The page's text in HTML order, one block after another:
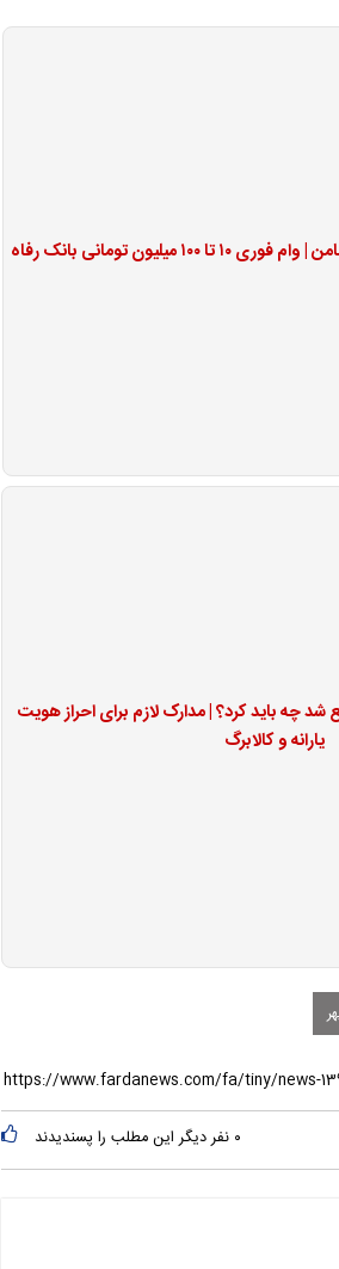
میلیون تومانی بانک رفاه
شد چه باید کرد؟ | مدارک لازم برای احراز هویت
یارانه و کالابرگ
۰ نفر دیگر این مطلب را پسندیدند